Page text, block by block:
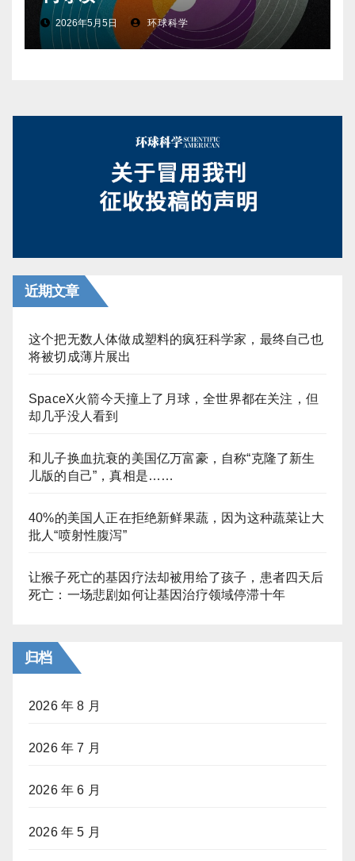
2026年5月5日 环球科学
近期文章
这个把无数人体做成塑料的疯狂科学家，最终自己也
将被切成薄片展出
SpaceX火箭今天撞上了月球，全世界都在关注，但
却几乎没人看到
和儿子换血抗衰的美国亿万富豪，自称“克隆了新生
儿版的自己”，真相是……
40%的美国人正在拒绝新鲜果蔬，因为这种蔬菜让大
批人“喷射性腹泻”
让猴子死亡的基因疗法却被用给了孩子，患者四天后
死亡：一场悲剧如何让基因治疗领域停滞十年
归档
2026 年 8 月
2026 年 7 月
2026 年 6 月
2026 年 5 月